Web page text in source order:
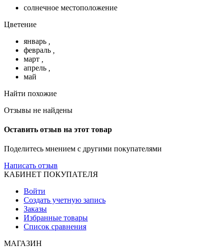
солнечное местоположение
Цветение
январь
февраль
март
апрель
май
Найти похожие
Отзывы не найдены
Оставить отзыв на этот товар
Поделитесь мнением с другими покупателями
Написать отзыв
КАБИНЕТ ПОКУПАТЕЛЯ
Войти
Создать учетную запись
Заказы
Избранные товары
Список сравнения
МАГАЗИН